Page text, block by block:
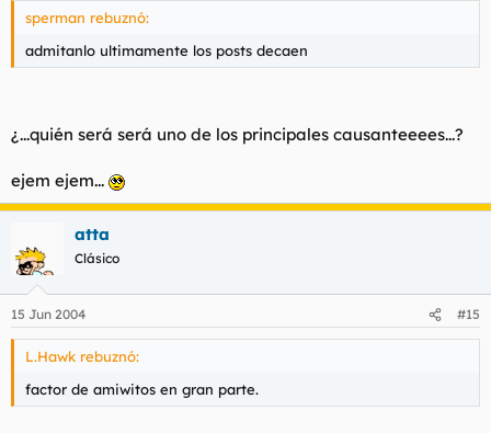
sperman rebuznó:
admitanlo ultimamente los posts decaen
¿...quién será será uno de los principales causanteeees...?
ejem ejem...
atta
Clásico
15 Jun 2004 #15
L.Hawk rebuznó:
factor de amiwitos en gran parte.